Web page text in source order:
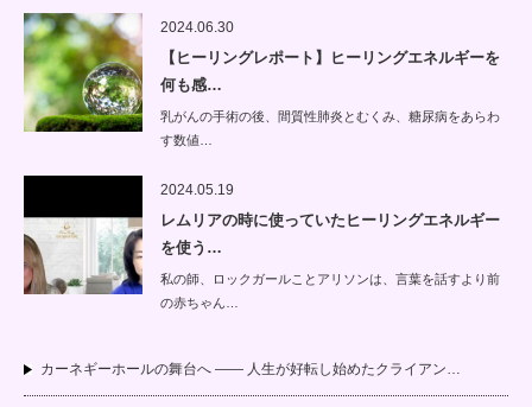
2024.06.30
【ヒーリングレポート】ヒーリングエネルギーを
何も感…
乳がんの手術の後、間質性肺炎とむくみ、糖尿病をあらわ
す数値…
2024.05.19
レムリアの時に使っていたヒーリングエネルギー
を使う…
私の師、ロックガールことアリソンは、言葉を話すより前
の赤ちゃん…
カーネギーホールの舞台へ —— 人生が好転し始めたクライアン…